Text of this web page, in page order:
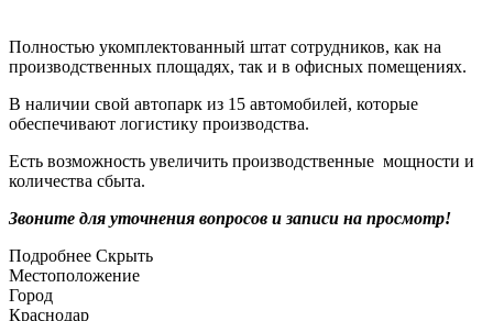
Полностью укомплектованный штат сотрудников, как на
производственных площадях, так и в офисных помещениях.
В наличии свой автопарк из 15 автомобилей, которые
обеспечивают логистику производства.
Есть возможность увеличить производственные мощности и
количества сбыта.
Звоните для уточнения вопросов и записи на просмотр!
Подробнее Скрыть
Местоположение
Город
Краснодар